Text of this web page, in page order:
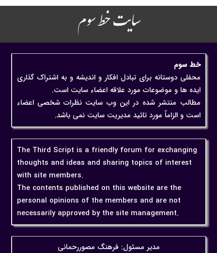
سایت خط سوم
خط سوم
محفلی دوستانه برای تبادل افکار و اندیشه و به اشتراک گذاری
ایده ها و موضوعات مورد علاقه اعضاء سایت است.
مطالب منتشر شده در این وب سایت نظرات شخصی اعضاء
است و الزاماً مورد تائید مدیریت سایت نمی باشد.
The Third Script is a friendly forum for exchanging
thoughts and ideas and sharing topics of interest
with site members.
The contents published on this website are the
personal opinions of the members and are not
necessarily approved by the site management.
مدیر مسئول: فرهنگ مصوررحمانی